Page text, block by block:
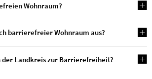
Wohnraum?
barrierefreier Wohnraum aus?
der Landkreis zur Barrierefreiheit?